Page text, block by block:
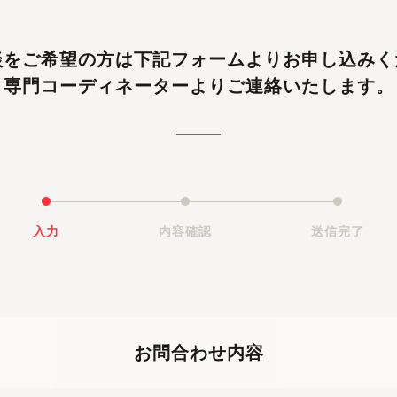
ご希望の方は下記フォームよりお申し込み
専門コーディネーターよりご連絡いたします。
入力 内容確認 送信完了
お問合わせ内容